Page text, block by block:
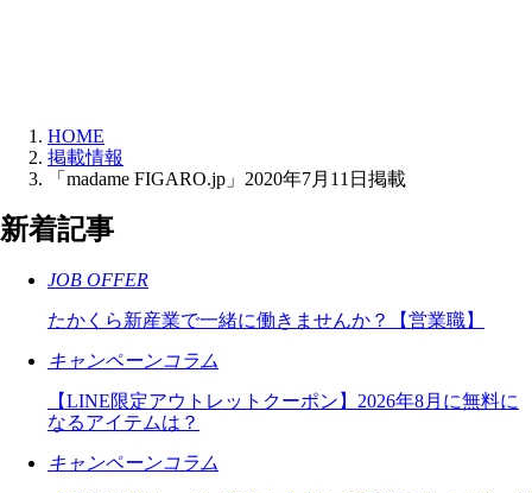
HOME
掲載情報
「madame FIGARO.jp」2020年7月11日掲載
新着記事
JOB OFFER
たかくら新産業で一緒に働きませんか？【営業職】
キャンペーンコラム
【LINE限定アウトレットクーポン】2026年8月に無料に
なるアイテムは？
キャンペーンコラム